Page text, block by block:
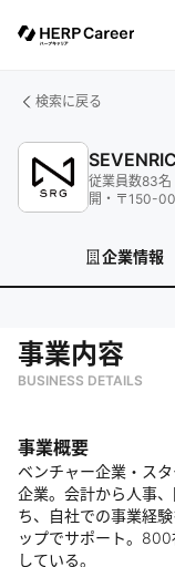
検索に戻る
従業員数83名
開 ・ 〒150-
企業情報
事業内容
BUSINESS DETAILS
事業概要
ベンチャー企業・ス
企業。会計から人事
ち、自社での事業経
ップでサポート。
している。